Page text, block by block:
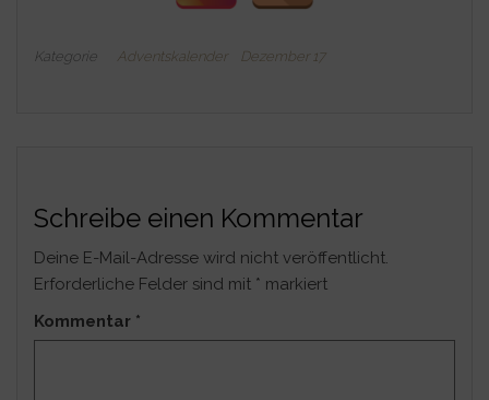
Kategorie Adventskalender Dezember 17
Schreibe einen Kommentar
Deine E-Mail-Adresse wird nicht veröffentlicht.
Erforderliche Felder sind mit * markiert
Kommentar *